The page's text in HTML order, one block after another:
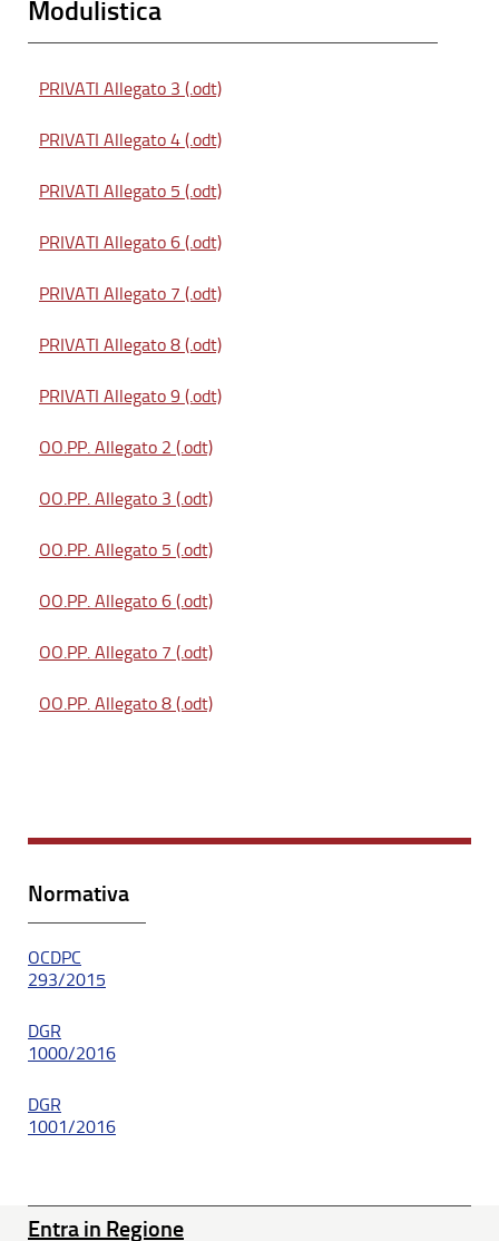
Modulistica
PRIVATI Allegato 3 (.odt)
PRIVATI Allegato 4 (.odt)
PRIVATI Allegato 5 (.odt)
PRIVATI Allegato 6 (.odt)
PRIVATI Allegato 7 (.odt)
PRIVATI Allegato 8 (.odt)
PRIVATI Allegato 9 (.odt)
OO.PP. Allegato 2 (.odt)
OO.PP. Allegato 3 (.odt)
OO.PP. Allegato 5 (.odt)
OO.PP. Allegato 6 (.odt)
OO.PP. Allegato 7 (.odt)
OO.PP. Allegato 8 (.odt)
Normativa
OCDPC
293/2015
DGR
1000/2016
DGR
1001/2016
Entra in Regione